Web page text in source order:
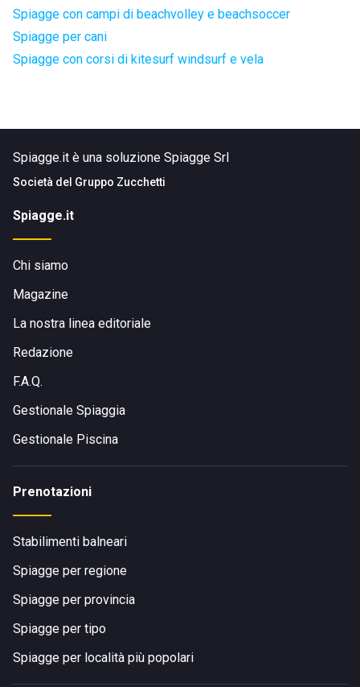
Spiagge con campi di beachvolley e beachsoccer
Spiagge per cani
Spiagge con corsi di kitesurf windsurf e vela
Spiagge.it è una soluzione Spiagge Srl
Società del Gruppo Zucchetti
Spiagge.it
Chi siamo
Magazine
La nostra linea editoriale
Redazione
F.A.Q.
Gestionale Spiaggia
Gestionale Piscina
Prenotazioni
Stabilimenti balneari
Spiagge per regione
Spiagge per provincia
Spiagge per tipo
Spiagge per località più popolari